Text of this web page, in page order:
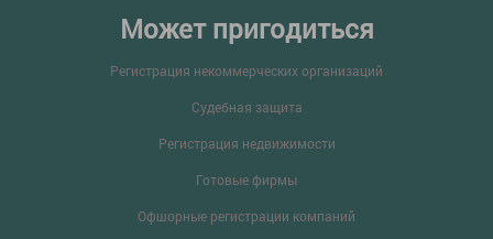
Может пригодиться
Регистрация некоммерческих организаций
Судебная защита
Регистрация недвижимости
Готовые фирмы
Офшорные регистрации компаний